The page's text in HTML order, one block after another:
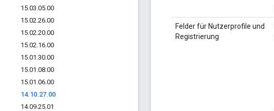
15.03.05.00
15.02.26.00
15.02.20.00
15.02.16.00
15.01 .30.00
15.01 .08.00
15.01 .06.00
14.10.27.00
14.09.25.01
Felder für Nutzerprofile und
Registrierung